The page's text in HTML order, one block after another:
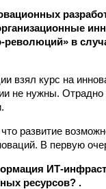
революций» в
взял курс на
не нужны.
развитие
В первую
ИТ-
ресурсов? .